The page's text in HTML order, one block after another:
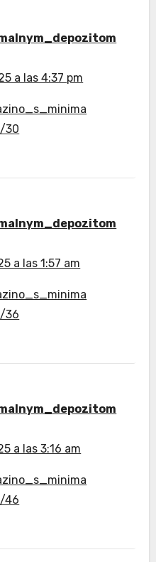
a las 4:37 pm
30
a las 1:57 am
36
a las 3:16 am
46